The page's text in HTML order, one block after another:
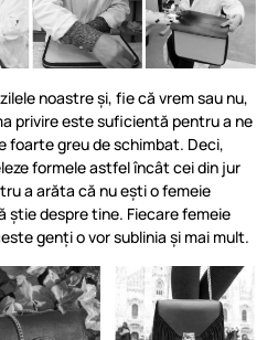
noastre și, fie că vrem sau nu,
privire este suficientă pentru a ne
foarte greu de schimbat. Deci,
formele astfel încât cei din jur
a arăta că nu ești o femeie
știe despre tine. Fiecare femeie
genți o vor sublinia și mai mult.